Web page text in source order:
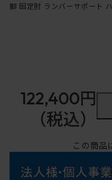
脚 固定肘 ランバーサポート
122,400円
（税込）
この商品